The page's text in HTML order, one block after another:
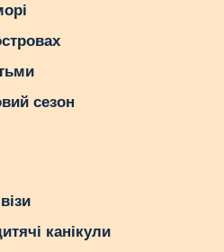
сезон
канікули